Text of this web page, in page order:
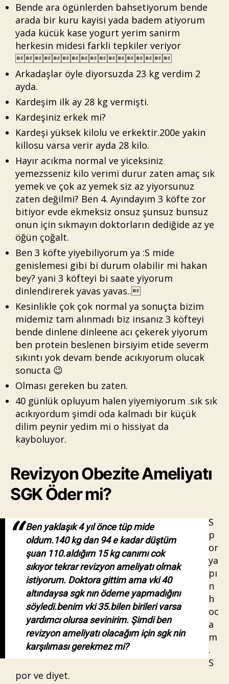
Bende ara ögünlerden bahsetiyorum bende
arada bir kuru kayisi yada badem atiyorum
yada kücük kase yogurt yerim sanirm
herkesin midesi farkli tepkiler veriyor

Arkadaşlar öyle diyorsuzda 23 kg verdim 2
ayda.
Kardeşim ilk ay 28 kg vermişti.
Kardeşiniz erkek mi?
Kardeşi yüksek kilolu ve erkektir.200e yakin
killosu varsa verir ayda 28 kilo.
Hayır acıkma normal ve yiceksiniz
yemezsseniz kilo verimi durur zaten amaç sık
yemek ve çok az yemek siz az yiyorsunuz
zaten değilmi? Ben 4. Ayındayım 3 köfte zor
bitiyor evde ekmeksiz onsuz şunsuz bunsuz
onun için sıkmayın doktorların dediğide az ye
öğün çoğalt.
Ben 3 köfte yiyebiliyorum ya :S mide
genislemesi gibi bi durum olabilir mi hakan
bey? yani 3 köfteyi bi saate yiyorum
dinlendirerek yavas yavas..
Kesinlikle çok çok normal ya sonuçta bizim
midemiz tam alınmadı biz insanız 3 köfteyi
bende dinlene dinleene acı çekerek yiyorum
ben protein beslenen birsiyim etide severm
sıkıntı yok devam bende acıkıyorum olucak
sonucta 😉
Olması gereken bu zaten.
40 günlük opluyum halen yiyemiyorum .sık sık
acıkıyordum şimdi oda kalmadı bir küçük
dilim peynir yedim mi o hissiyat da
kayboluyor.
Revizyon Obezite Ameliyatı
SGK Öder mi?
Ben yaklaşık 4 yıl önce tüp mide
oldum.140 kg dan 94 e kadar düştüm
şuan 110.aldığım 15 kg canımı cok
sıkıyor tekrar revizyon ameliyatı olmak
istiyorum. Doktora gittim ama vki 40
altındaysa sgk nın ödeme yapmadığını
söyledi.benim vki 35.bilen birileri varsa
yardımcı olursa sevinirim. Şimdi ben
revizyon ameliyatı olacağım için sgk nin
karşılıması gerekmez mi?
S
p
or
ya
pı
n
h
oc
a
m
.
S
por ve diyet.